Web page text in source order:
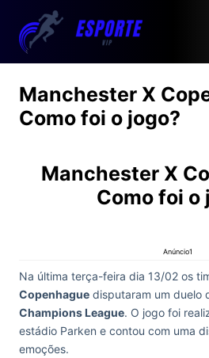
Manchester X
Como foi o jogo?
Manchester X
Como foi o
Anúncio1
Na última terça-feira dia 13/02 os
Copenhague disputaram um duelo
Champions League. O jogo foi
estádio Parken e contou com uma
emoções.